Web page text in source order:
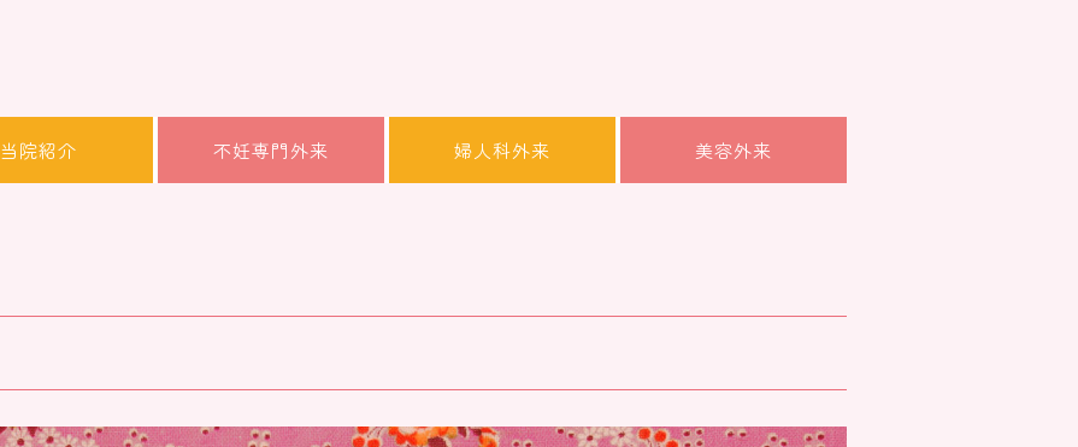
当院紹介 不妊専門外来 婦人科外来 美容外来